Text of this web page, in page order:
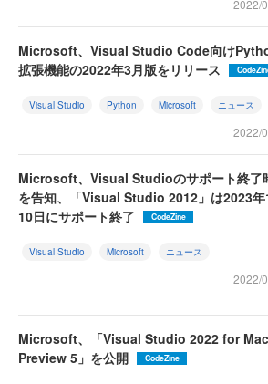
2022/
Microsoft、Visual Studio Code向け
拡張機能の2022年3月版をリリース
Visual Studio Python Microsoft ニュース
2022/
Microsoft、Visual Studioのサポート終了
を告知、「Visual Studio 2012」は2023年
10日にサポート終了
CodeZine
Visual Studio Microsoft ニュース
2022/
Microsoft、「Visual Studio 2022 for Mac
Preview 5」を公開
CodeZine